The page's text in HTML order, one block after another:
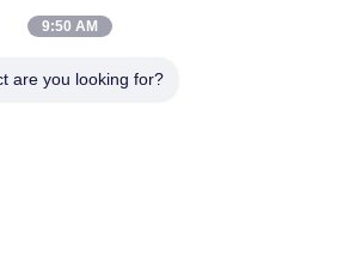
magnetici permanenti in
9:50 AM
are you looking for?